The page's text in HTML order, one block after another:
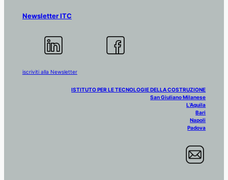
Newsletter ITC
iscriviti alla Newsletter
ISTITUTO PER LE TECNOLOGIE DELLA COSTRUZIONE
San Giuliano Milanese
L’Aquila
Bari
Napoli
Padova